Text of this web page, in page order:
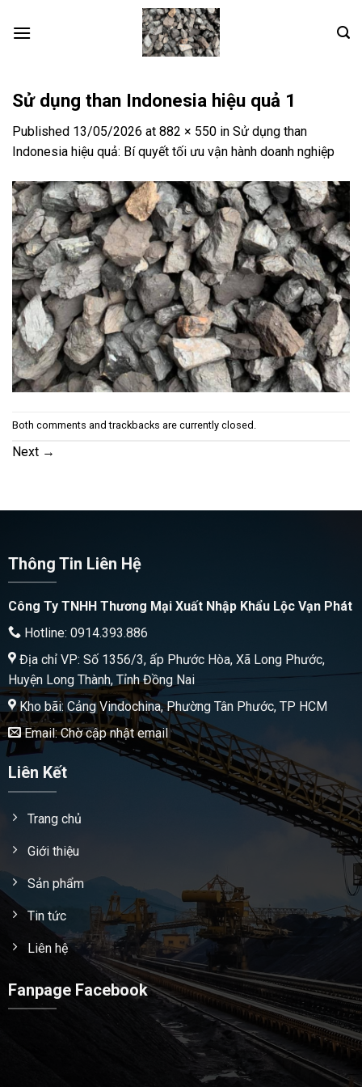
Sử dụng than Indonesia hiệu quả 1
Published 13/05/2026 at 882 × 550 in Sử dụng than
Indonesia hiệu quả: Bí quyết tối ưu vận hành doanh nghiệp
Both comments and trackbacks are currently closed.
Next →
Thông Tin Liên Hệ
Công Ty TNHH Thương Mại Xuất Nhập Khẩu Lộc Vạn Phát
Hotline: 0914.393.886
Địa chỉ VP: Số 1356/3, ấp Phước Hòa, Xã Long Phước,
Huyện Long Thành, Tỉnh Đồng Nai
Kho bãi: Cảng Vindochina, Phường Tân Phước, TP HCM
Email: Chờ cập nhật email
Liên Kết
Trang chủ
Giới thiệu
Sản phẩm
Tin tức
Liên hệ
Fanpage Facebook